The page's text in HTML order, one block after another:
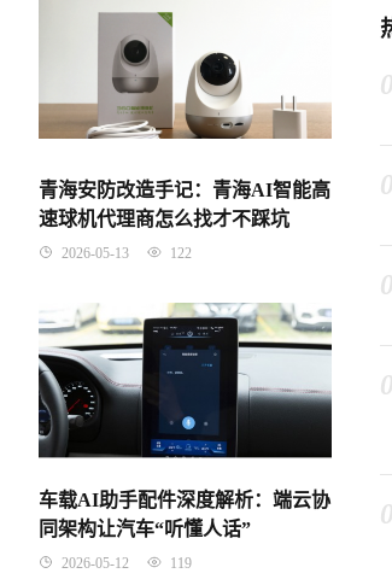
青海安防改造手记：青海AI智能高
速球机代理商怎么找才不踩坑
2026-05-13 122
车载AI助手配件深度解析：端云协
同架构让汽车“听懂人话”
2026-05-12 119